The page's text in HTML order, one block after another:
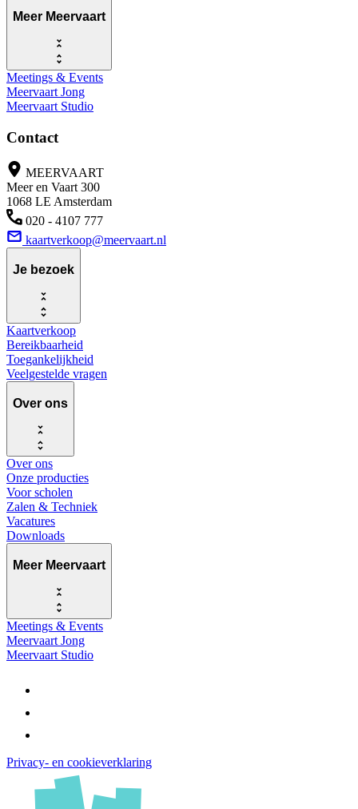
Meer Meervaart
Meetings & Events
Meervaart Jong
Meervaart Studio
Contact
MEERVAART
Meer en Vaart 300
1068 LE Amsterdam
020 - 4107 777
kaartverkoop@meervaart.nl
Je bezoek
Kaartverkoop
Bereikbaarheid
Toegankelijkheid
Veelgestelde vragen
Over ons
Over ons
Onze producties
Voor scholen
Zalen & Techniek
Vacatures
Downloads
Meer Meervaart
Meetings & Events
Meervaart Jong
Meervaart Studio
Privacy- en cookieverklaring